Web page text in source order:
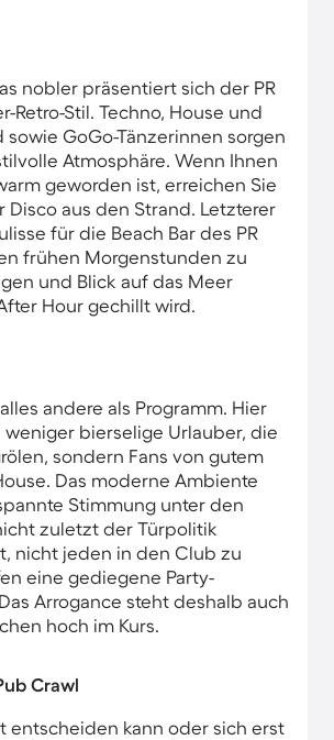
nobler präsentiert sich der PR
Retro-Stil. Techno, House und
sowie GoGo-Tänzerinnen sorgen
Atmosphäre. Wenn Ihnen
geworden ist, erreichen Sie
Disco aus den Strand. Letzterer
für die Beach Bar des PR
frühen Morgenstunden zu
und Blick auf das Meer
Hour gechillt wird.
andere als Programm. Hier
bierselige Urlauber, die
sondern Fans von gutem
Das moderne Ambiente
Stimmung unter den
zuletzt der Türpolitik
nicht jeden in den Club zu
eine gediegene Party-
Arrogance steht deshalb auch
hoch im Kurs.
Crawl
entscheiden kann oder sich erst